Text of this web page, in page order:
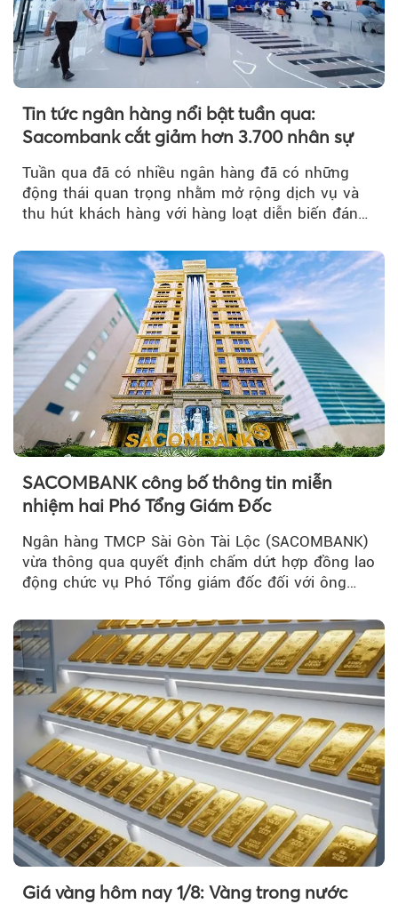
Tin tức ngân hàng nổi bật tuần qua:
Sacombank cắt giảm hơn 3.700 nhân sự
Tuần qua đã có nhiều ngân hàng đã có những
động thái quan trọng nhằm mở rộng dịch vụ và
thu hút khách hàng với hàng loạt diễn biến đáng
SACOMBANK công bố thông tin miễn
nhiệm hai Phó Tổng Giám Đốc
Ngân hàng TMCP Sài Gòn Tài Lộc (SACOMBANK)
vừa thông qua quyết định chấm dứt hợp đồng lao
động chức vụ Phó Tổng giám đốc đối với ông
Giá vàng hôm nay 1/8: Vàng trong nước